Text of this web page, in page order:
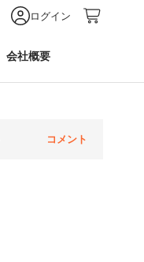
ログイン
会社概要
コメント